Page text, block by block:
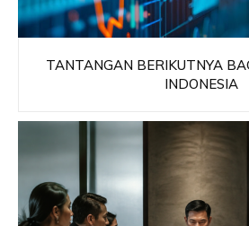
TANTANGAN BERIKUTNYA
INDONESIA